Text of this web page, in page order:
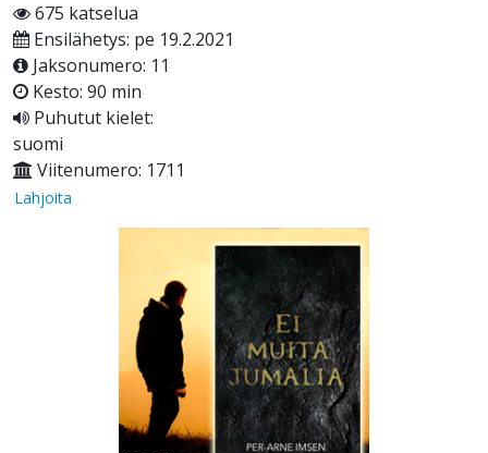
675 katselua
Ensilähetys: pe 19.2.2021
Jaksonumero: 11
Kesto: 90 min
Puhutut kielet:
suomi
Viitenumero: 1711
Lahjoita